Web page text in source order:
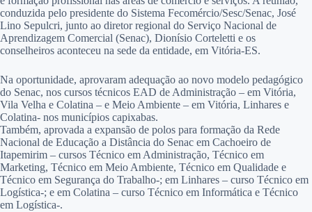
conduzida pelo presidente do Sistema Fecomércio/Sesc/Senac, José
Lino Sepulcri, junto ao diretor regional do Serviço Nacional de
Aprendizagem Comercial (Senac), Dionísio Corteletti e os
conselheiros aconteceu na sede da entidade, em Vitória-ES.
Na oportunidade, aprovaram adequação ao novo modelo pedagógico
do Senac, nos cursos técnicos EAD de Administração – em Vitória,
Vila Velha e Colatina – e Meio Ambiente – em Vitória, Linhares e
Colatina- nos municípios capixabas.
Também, aprovada a expansão de polos para formação da Rede
Nacional de Educação a Distância do Senac em Cachoeiro de
Itapemirim – cursos Técnico em Administração, Técnico em
Marketing, Técnico em Meio Ambiente, Técnico em Qualidade e
Técnico em Segurança do Trabalho-; em Linhares – curso Técnico em
Logística-; e em Colatina – curso Técnico em Informática e Técnico
em Logística-.